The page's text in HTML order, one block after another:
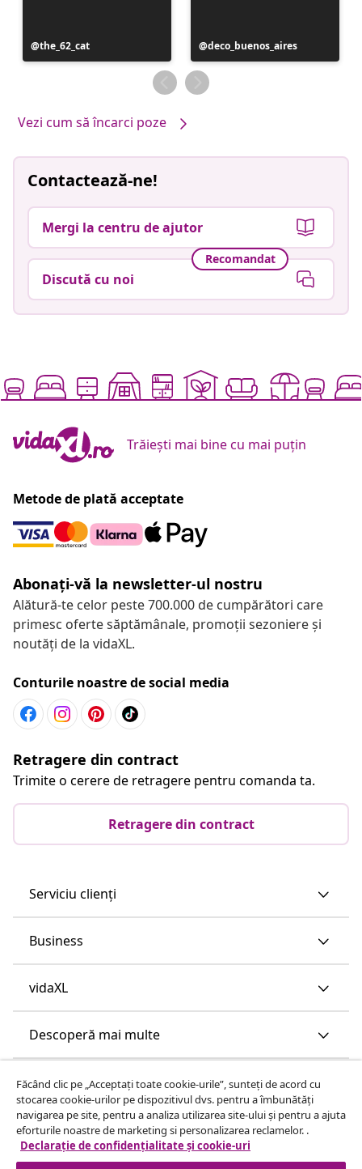
Postare
publicată
the_62_cat
Postare
publicată
de
deco_buenos_aires
Vezi cum să încarci poze
Contactează-ne!
Mergi la centru de ajutor
Recomandat
Discută cu noi
Trăiești mai bine cu mai puțin
Metode de plată acceptate
Abonați-vă la newsletter-ul nostru
Alătură-te celor peste 700.000 de cumpărători care
primesc oferte săptămânale, promoții sezoniere și
noutăți de la vidaXL.
Conturile noastre de social media
Retragere din contract
Trimite o cerere de retragere pentru comanda ta.
Retragere din contract
Serviciu clienți
Business
vidaXL
Descoperă mai multe
Făcând clic pe „Acceptați toate cookie-urile”, sunteți de acord cu
stocarea cookie-urilor pe dispozitivul dvs. pentru a îmbunătăți
navigarea pe site, pentru a analiza utilizarea site-ului și pentru a ajuta
eforturile noastre de marketing si personalizarea reclamelor. .
Declarație de confidențialitate și cookie-uri